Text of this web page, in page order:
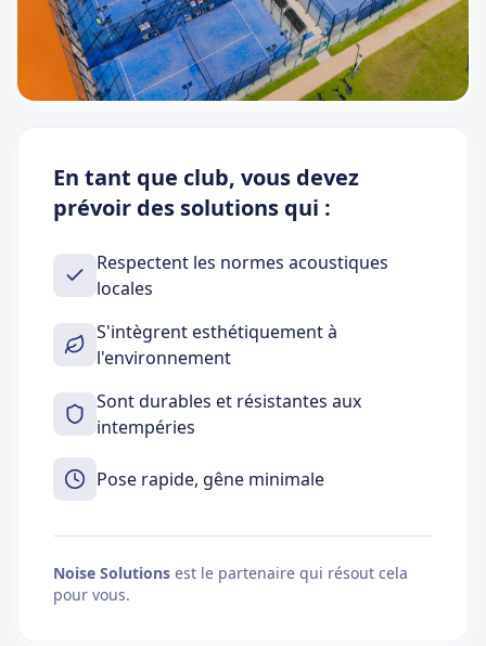
En tant que club, vous devez
prévoir des solutions qui :
Respectent les normes acoustiques
locales
S'intègrent esthétiquement à
l'environnement
Sont durables et résistantes aux
intempéries
Pose rapide, gêne minimale
Noise Solutions est le partenaire qui résout cela
pour vous.